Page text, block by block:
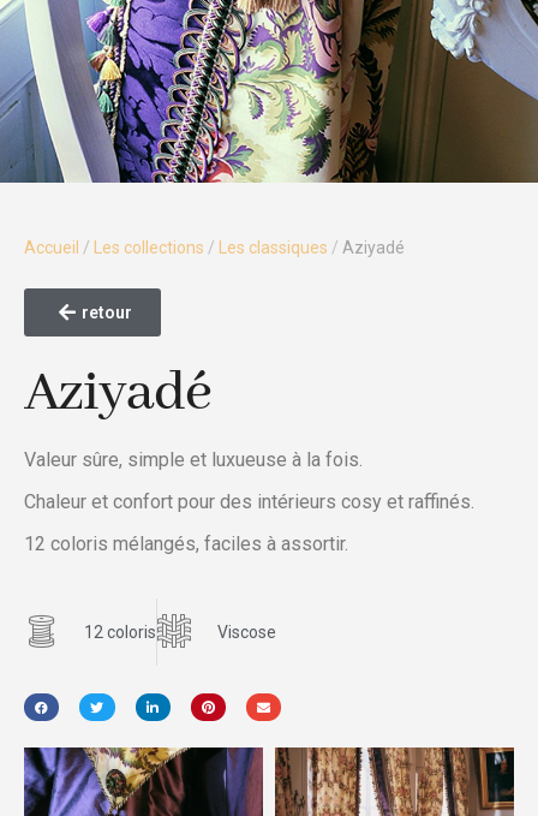
Accueil / Les collections / Les classiques / Aziyadé
retour
Aziyadé
Valeur sûre, simple et luxueuse à la fois.
Chaleur et confort pour des intérieurs cosy et raffinés.
12 coloris mélangés, faciles à assortir.
12 coloris Viscose